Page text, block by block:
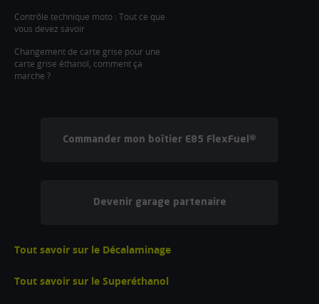
Contrôle technique moto : Tout ce que
vous devez savoir
Changement de carte grise pour une
carte grise éthanol, comment ça
marche ?
Commander mon boîtier E85 FlexFuel®
Devenir garage partenaire
Tout savoir sur le Décalaminage
Tout savoir sur le Superéthanol